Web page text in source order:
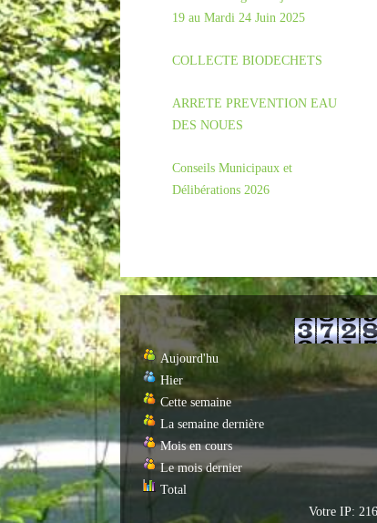
19 au Mardi 24 Juin 2025
COLLECTE BIODECHETS
ARRETE PREVENTION EAU
DES NOUES
Conseils Municipaux et
Délibérations 2026
Aujourd'hu
Hier
Cette semaine
La semaine dernière
Mois en cours
Le mois dernier
Total
Votre IP: